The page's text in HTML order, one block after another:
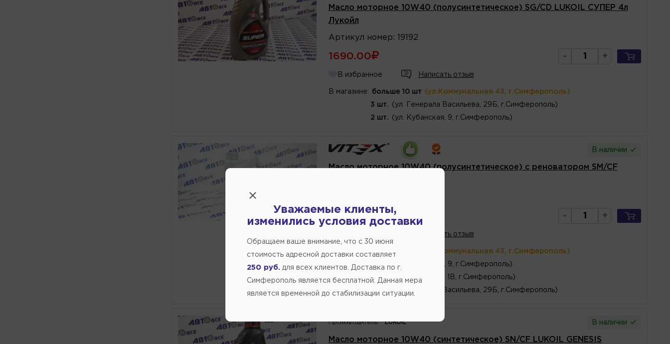
Масло моторное 10W40 (полусинтетическое) SG/CD LUKOIL СУПЕР 4л
Лукойл
Артикул номер : 19192
1690.00 - +
В избранное Написать отзыв
В магазине: больше 10 шт (ул.Коммунальная 43, г.Симферополь)
3 шт. (ул. Генерала Васильева, 29Б, г.Симферополь)
2 шт. (ул. Кубанская, 9, г.Симферополь)
В наличии
Масло моторное 10W40 (полусинтетическое) с реноватором SM/CF
1930.00 - +
Написать отзыв
(ул.Коммунальная 43, г.Симферополь)
(ул. Кубанская, 9, г.Симферополь)
3 шт. (ул.Федоренко 1В, г.Симферополь)
(ул. Генерала Васильева, 29Б, г.Симферополь)
Производитель: LUKOIL В наличии
Масло моторное 10W40 (синтетическое) SN/CF LUKOIL GENESIS
Уважаемые клиенты,
изменились условия доставки
Обращаем ваше внимание, что c 30 июня
стоимость адресной доставки составляет
250 руб. для всех клиентов. Доставка по г.
Симферополь является бесплатной. Данная мера
является временной до стабилизации ситуации.